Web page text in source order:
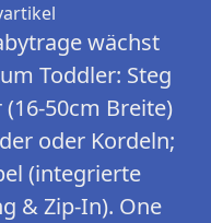
wächst
Toddler: Steg
50cm Breite)
oder Kordeln;
(integrierte
& Zip-In). One